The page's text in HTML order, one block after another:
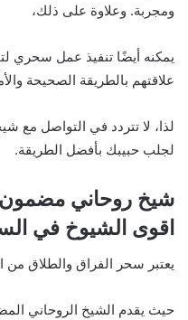
ومجربة. وعلاوة على ذلك،
يمكنه أيضًا تنفيذ عمل سحري
علاقتهم بالطريقة الصحيحة
لذا، لا تتردد في التواصل مع
لجلب حبيبك بأفضل الطريقة.
شيخ روحاني
اقوى الشيوخ في
يعتبر سحر الفراق والطلاق من
حيث يقدم الشيخ الروحاني